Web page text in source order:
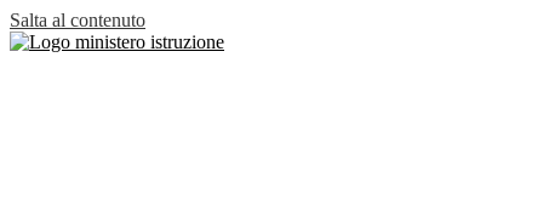
Salta al contenuto